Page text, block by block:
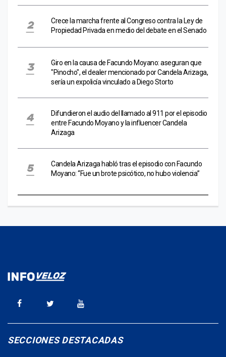
Crece la marcha frente al Congreso contra la Ley de
Propiedad Privada en medio del debate en el Senado
Giro en la causa de Facundo Moyano: aseguran que
"Pinocho", el dealer mencionado por Candela Arizaga,
sería un expolicía vinculado a Diego Storto
Difundieron el audio del llamado al 911 por el episodio
entre Facundo Moyano y la influencer Candela
Arizaga
Candela Arizaga habló tras el episodio con Facundo
Moyano: “Fue un brote psicótico, no hubo violencia”
SECCIONES DESTACADAS